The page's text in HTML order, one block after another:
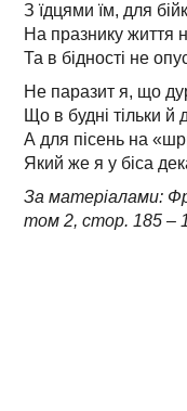
З їдцями їм, для
На празнику життя
Та в бідності не
Не паразит я, що
Що в будні тільки й
А для пісень на
Який же я у біса
За матеріалами:
том 2, стор. 185 –